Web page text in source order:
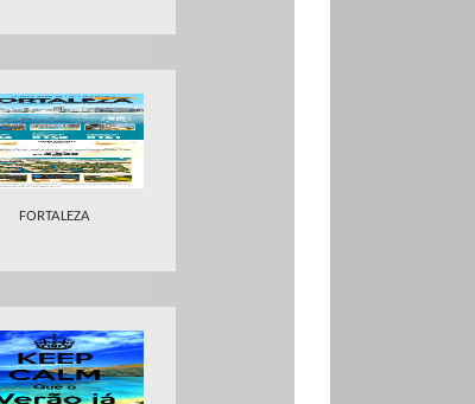
FORTALEZA